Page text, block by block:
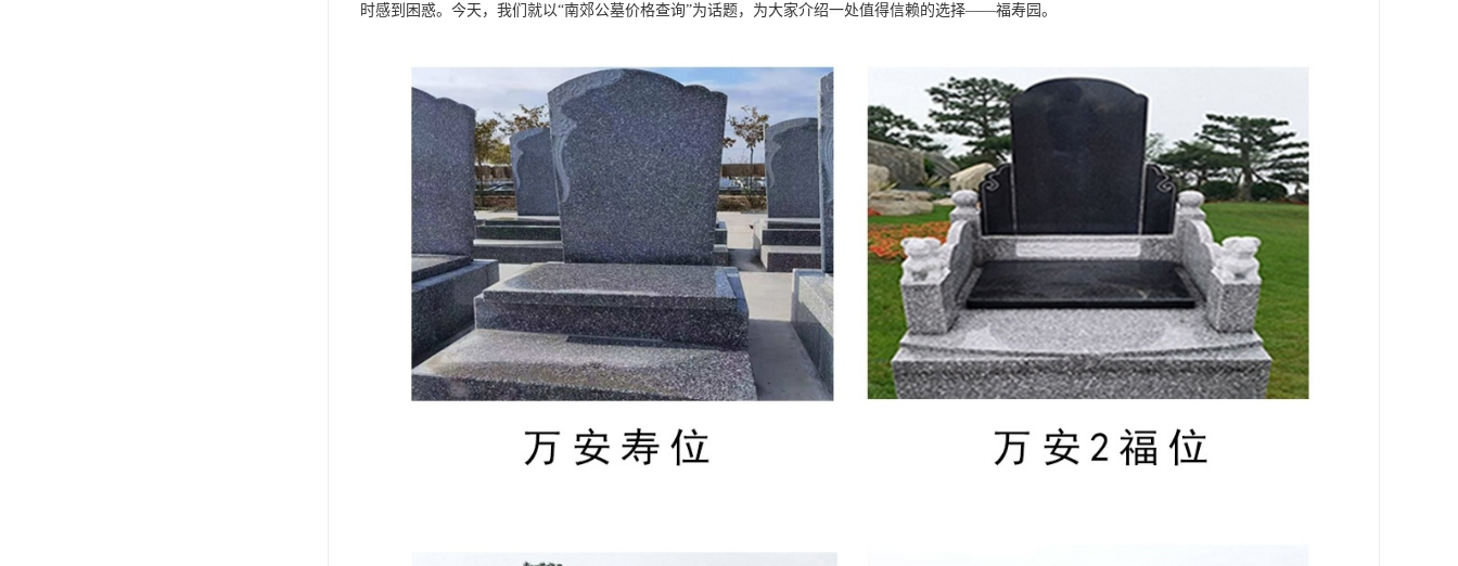
时感到困惑。今天，我们就以“南郊公墓价格查询”为话题，为大家介绍一处值得信赖的选择——福寿园。